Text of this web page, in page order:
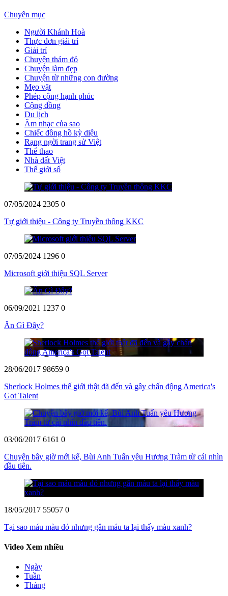
Chuyên mục
Người Khánh Hoà
Thực đơn giải trí
Giải trí
Chuyện thảm đỏ
Chuyện làm đẹp
Chuyện từ những con đường
Mẹo vặt
Phép cộng hạnh phúc
Cộng đồng
Du lịch
Âm nhạc của sao
Chiếc đồng hồ kỳ diệu
Rạng ngời trang sử Việt
Thể thao
Nhà đất Việt
Thế giới số
07/05/2024 2305 0
Tự giới thiệu - Công ty Truyền thông KKC
07/05/2024 1296 0
Microsoft giới thiệu SQL Server
06/09/2021 1237 0
Ăn Gì Đây?
28/06/2017 98659 0
Sherlock Holmes thế giới thật đã đến và gây chấn động America's
Got Talent
03/06/2017 6161 0
Chuyện bây giờ mới kể, Bùi Anh Tuấn yêu Hương Tràm từ cái nhìn
đầu tiên.
18/05/2017 55057 0
Tại sao máu màu đỏ nhưng gân máu ta lại thấy màu xanh?
Video Xem nhiều
Ngày
Tuần
Tháng